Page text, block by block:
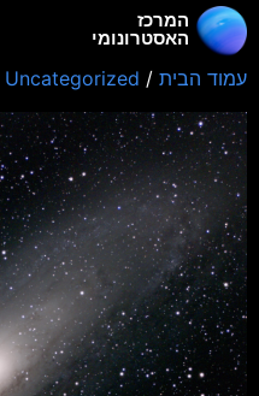
המרכז
האסטרונומי
עמוד הבית /
Uncategorized